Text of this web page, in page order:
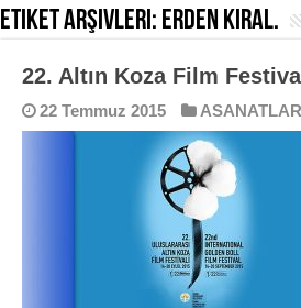
Etiket Arşivleri: Erden Kıral.
22. Altın Koza Film
22 Temmuz 2015 ASANATLAR